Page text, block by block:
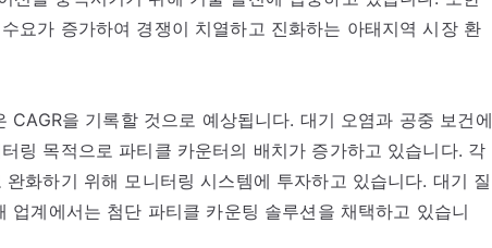
요가 증가하여 경쟁이 치열하고 진화하는 아태지역 시장 환
을 기록할 것으로 예상됩니다. 대기 오염과 공중 보건에
링 목적으로 파티클 카운터의 배치가 증가하고 있습니다. 각
화하기 위해 모니터링 시스템에 투자하고 있습니다. 대기 질
계에서는 첨단 파티클 카운팅 솔루션을 채택하고 있습니